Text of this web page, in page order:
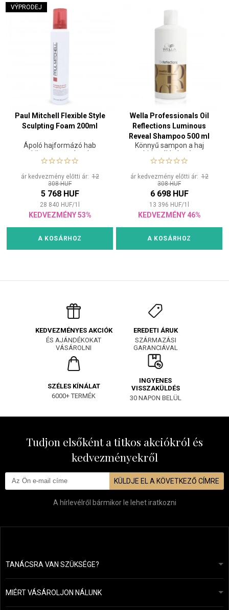
VÝPRODEJ
Paul Mitchell Flexible Style
Sculpting Foam 200ml
Ápoló hajformázó hab
közepes tartással
ár kedvezmény előtti ár:12
308 HUF
5 768 HUF
28 840 HUF/1
KEDVEZMÉNY 53%
A KOSÁRHOZ
Wella Professionals Oil
Reflections Luminous
Reveal Shampoo 500 ml
NEW
Könnyű sampon a haj
hidratálására és
ragyogására
ár kedvezmény előtti ár:12
308 HUF
6 698 HUF
13 396 HUF/1
KEDVEZMÉNY 46%
A KOSÁRHOZ
KEDVEZMÉNYES AKCIÓK
ÉS AJÁNDÉKOKAT
VÁSÁROLNI
EREDETI ÁRUK
SZÁRMAZÁSI
GARANCIÁVAL
SZÉLES KÍNÁLAT
6000+ TERMÉK
INGYENES
VISSZAKÜLDÉS
30 NAPON BELÜL
Tudjon elsőként a titkos akciókról és
kedvezményekről
KÜLDJE EL A KÖVETKEZŐ CÍMRE
A hírlevélről bármikor le lehet iratkozni
TANÁCSRA VAN SZÜKSÉGE?info@mapeja.hu
24 órán belül válaszolunk.
MIÉRT VÁSÁROLJON NÁLUNK
Általános szerződési feltételek (ÁSZF)
Személyes adatok védelme
Fizetési és szállítási áttekintés
A mi történetünk